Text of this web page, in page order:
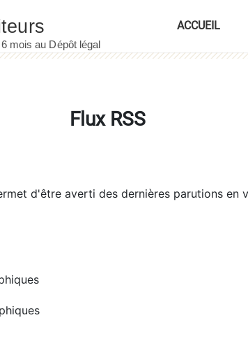
ACCUEIL
Flux RSS
d'être averti des dernières parutions en